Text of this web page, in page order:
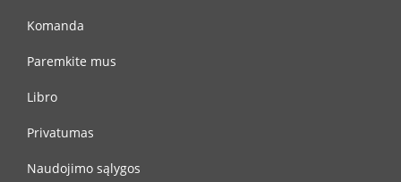
Komanda
Paremkite mus
Libro
Privatumas
Naudojimo sąlygos